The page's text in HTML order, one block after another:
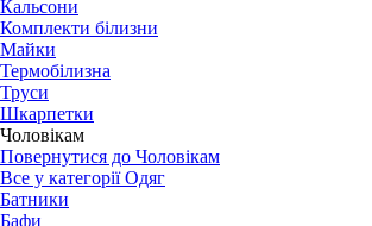
Кальсони
Комплекти білизни
Майки
Термобілизна
Труси
Шкарпетки
Чоловікам
Повернутися до Чоловікам
Все у категорії Одяг
Батники
Бафи